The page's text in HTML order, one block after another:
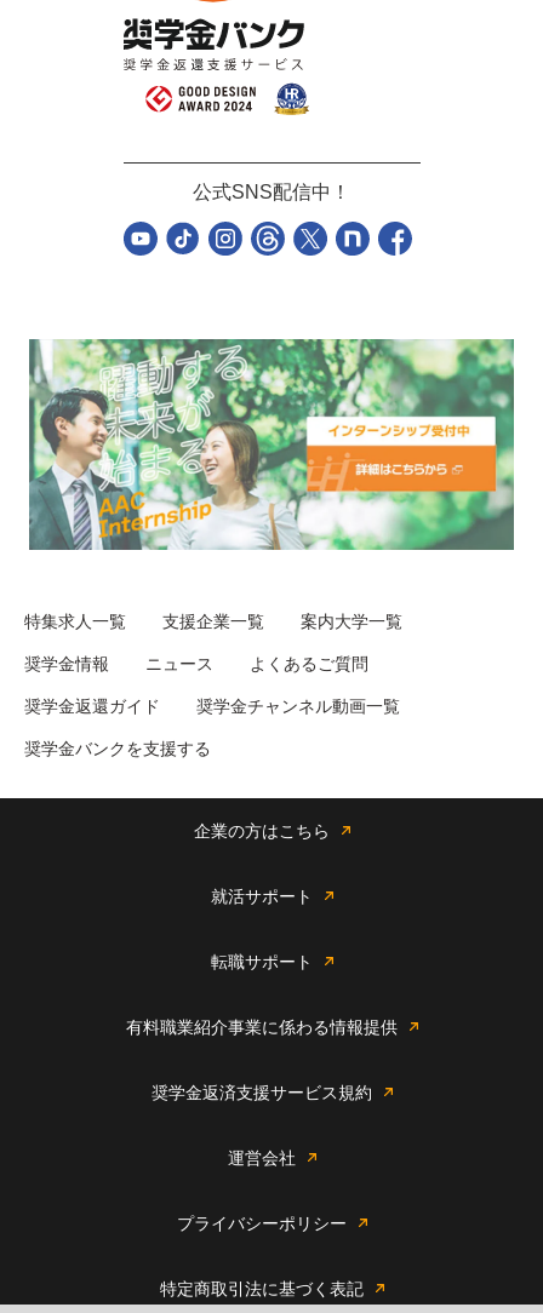
公式SNS配信中！
特集求人一覧 支援企業一覧 案内大学一覧
奨学金情報 ニュース よくあるご質問
奨学金返還ガイド 奨学金チャンネル動画一覧
奨学金バンクを支援する
企業の方はこちら
就活サポート
転職サポート
有料職業紹介事業に係わる情報提供
奨学金返済支援サービス規約
運営会社
プライバシーポリシー
特定商取引法に基づく表記